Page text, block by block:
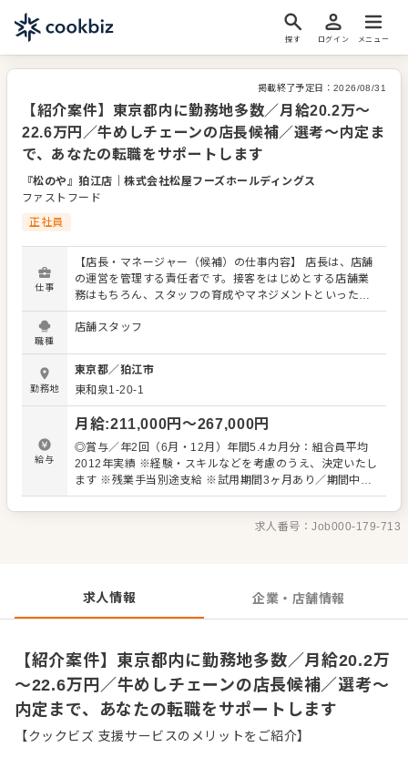
探す ログイン メニュー
掲載終了予定日： 2026/08/31
【紹介案件】東京都内に勤務地多数／月給20.2万～
22.6万円／牛めしチェーンの店長候補／選考～内定ま
で、あなたの転職をサポートします
『松のや』狛江店 ｜株式会社松屋フーズホールディングス
ファストフード
正社員
仕事
【店長・マネージャー（候補）の仕事内容】 店長は、店舗
の運営を管理する責任者です。接客をはじめとする店舗業
務はもちろん、スタッフの育成やマネジメントといった重
要な役割を担います。メインとなるのは、販促イベントや
キャンペーンの企画なども含め、売上に繋げていくことで
あなたならではのアイデアを積極的に発信してください。
【具体的には…】 ・ホール、キッチンの全体管理 ・予約管
理、電話対応 ・接客、サービス全般 ・売上管理、在庫管理
・スタッフの育成やマネジメント、シフト管理 など 入社
後はスキルに合わせた業務からお任せしますので、徐々に
仕事の幅を広げていきましょう。成長をしっかりサポート
しますので、経験に関わらず安心してスタートできる環境
です。 ゆくゆくはさらにステップアップなどめざせます。
職種
店舗スタッフ
勤務地
東京都／狛江市
東和泉1-20-1
給与
月給:211,000円〜267,000円
◎賞与／年2回（6月・12月）年間5.4カ月分：組合員平均
2012年実績 ※経験・スキルなどを考慮のうえ、決定いたし
ます ※残業手当別途支給 ※試用期間3ヶ月あり／期間中、
給与など変動はありません 【年収イメージ】 ◆店舗主任
（入社1年目）／年収405万円～ ◆店長就任後／年収480万
円～589万円（賞与 年2回、役職手当を含む） 【給与テー
（手当は別途）
求人番号：Job000-179-713
求人情報 企業・店舗情報
【紹介案件】東京都内に勤務地多数／月給20.2万
～22.6万円／牛めしチェーンの店長候補／選考～
内定まで、あなたの転職をサポートします
【クックビズ 支援サービスのメリットをご紹介】